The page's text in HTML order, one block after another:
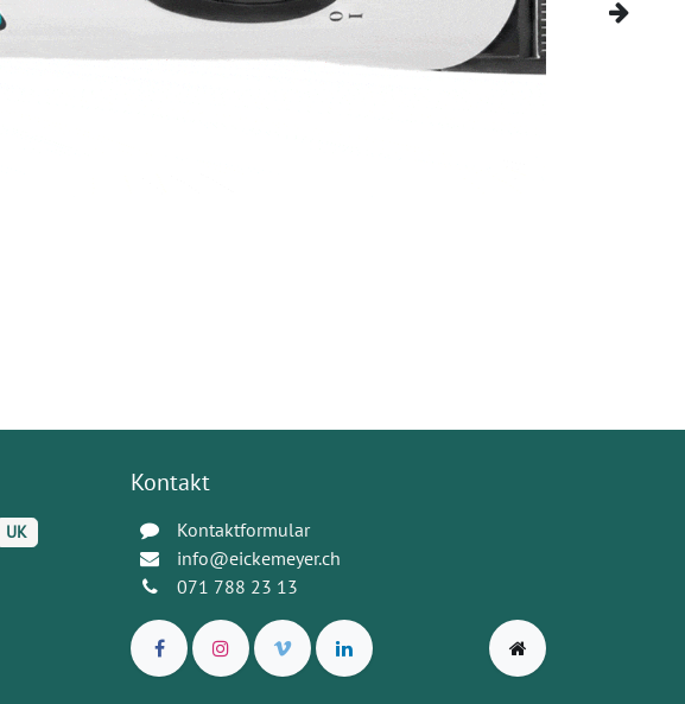
Nächste
UK
Kontakt
Kontaktformular
info@eickemeyer.ch
071 788 23 13